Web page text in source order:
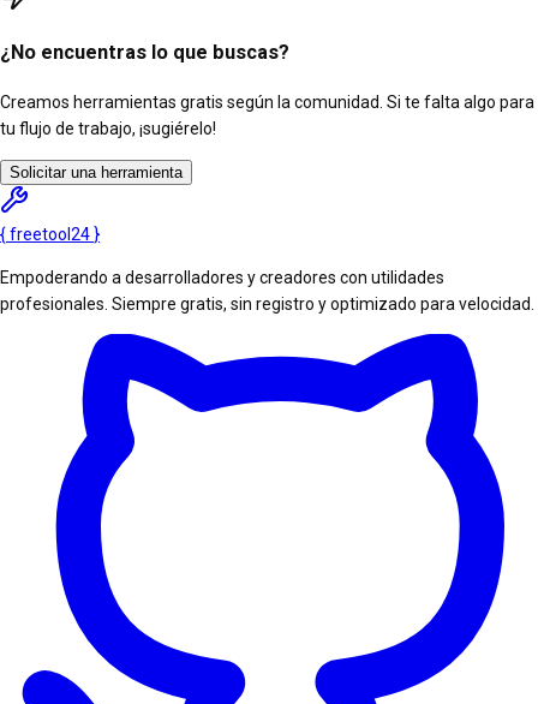
¿No encuentras lo que buscas?
Creamos herramientas gratis según la comunidad. Si te falta algo para
tu flujo de trabajo, ¡sugiérelo!
Solicitar una herramienta
{freetool 24 }
Empoderando a desarrolladores y creadores con utilidades
profesionales. Siempre gratis, sin registro y optimizado para velocidad.